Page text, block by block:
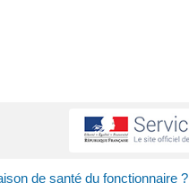
de santé du fonctionnaire ?